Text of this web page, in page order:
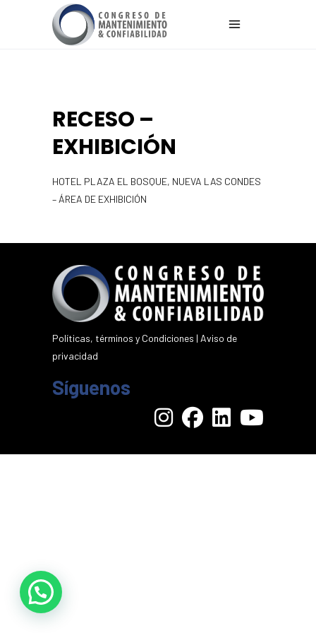
RECESO –
EXHIBICIÓN
HOTEL PLAZA EL BOSQUE, NUEVA LAS CONDES
– ÁREA DE EXHIBICIÓN
Políticas, términos y Condiciones | Aviso de
privacidad
Síguenos